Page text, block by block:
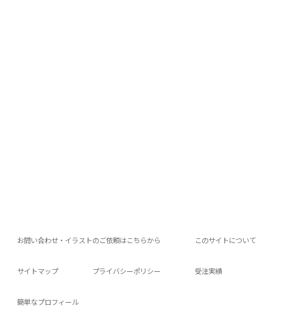
お問い合わせ・イラストのご依頼はこちらから このサイトについて
サイトマップ プライバシーポリシー 受注実績
簡単なプロフィール